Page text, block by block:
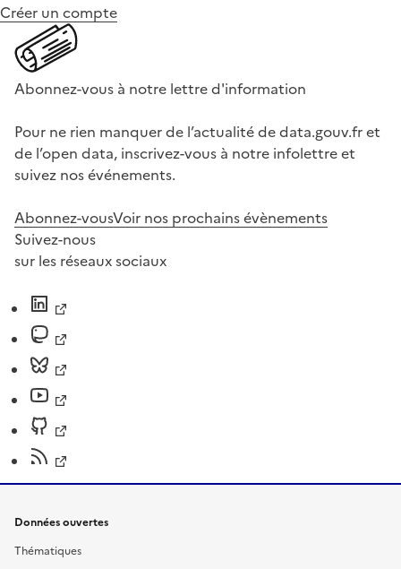
Créer un compte
Abonnez-vous à notre lettre d'information
Pour ne rien manquer de l’actualité de data.gouv.fr et
de l’open data, inscrivez-vous à notre infolettre et
suivez nos événements.
Abonnez-vousVoir nos prochains évènements
Suivez-nous
sur les réseaux sociaux
Données ouvertes
Thématiques